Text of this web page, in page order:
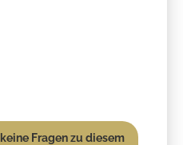
Fragen zu diesem